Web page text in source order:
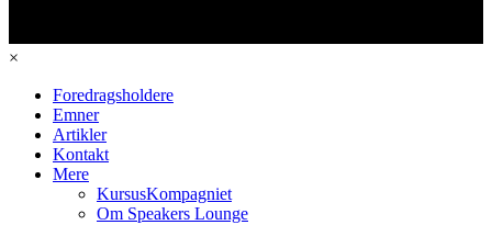
×
Foredragsholdere
Emner
Artikler
Kontakt
Mere
KursusKompagniet
Om Speakers Lounge